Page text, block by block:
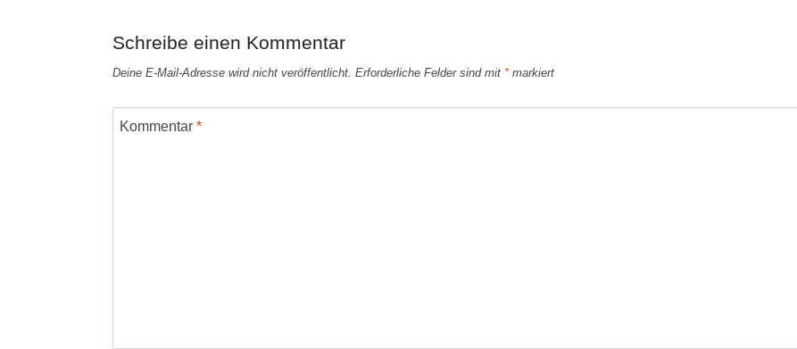
Schreibe einen Kommentar
Deine E-Mail-Adresse wird nicht veröffentlicht. Erforderliche Felder sind mit *markiert
Kommentar *